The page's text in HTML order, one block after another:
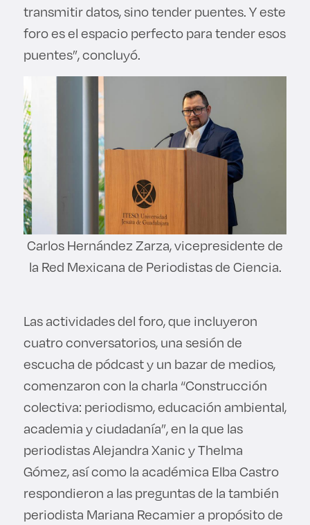
transmitir datos, sino tender puentes. Y este
foro es el espacio perfecto para tender esos
puentes”, concluyó.
Carlos Hernández Zarza, vicepresidente de
la Red Mexicana de Periodistas de Ciencia.
Las actividades del foro, que incluyeron
cuatro conversatorios, una sesión de
escucha de pódcast y un bazar de medios,
comenzaron con la charla “Construcción
colectiva: periodismo, educación ambiental,
academia y ciudadanía”, en la que las
periodistas Alejandra Xanic y Thelma
Gómez, así como la académica Elba Castro
respondieron a las preguntas de la también
periodista Mariana Recamier a propósito de